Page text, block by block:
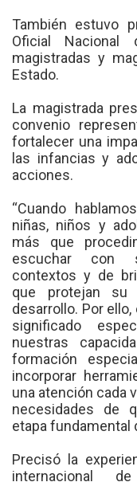
También estuvo
Oficial
magistradas y
Estado.
La magistrada
convenio
fortalecer una
las infancias y
acciones.
“Cuando
niñas, niños y
más que
escuchar con
contextos y de
que protejan su
desarrollo. Por
significado
nuestras
formación
incorporar
una atención cada
necesidades de
etapa fundamental
Precisó la
internacional